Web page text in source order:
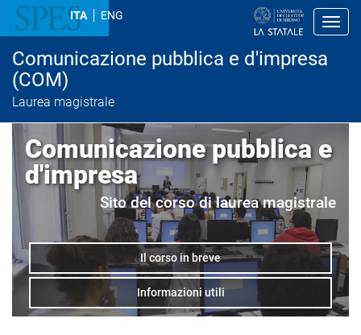
l
Comunicazione pubblica e d'impresa
(COM)
Laurea magistrale
ITA ENG
Comunicazione pubblica e
d'impresa
Sito del corso di laurea magistrale
Informazioni utili
Il corso in breve